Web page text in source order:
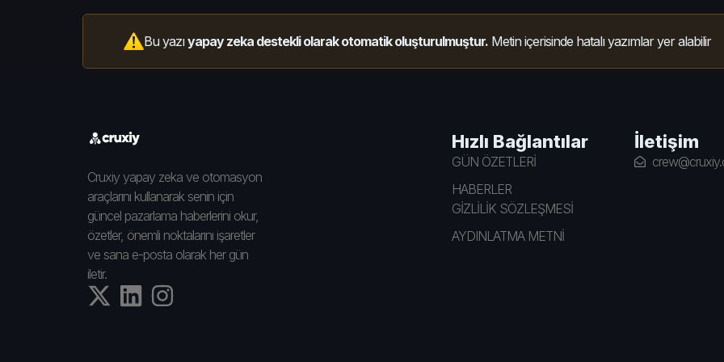
Bu yazıyapay zeka destekli olarak otomatik oluşturulmuştur. Metin içerisinde hatalı yazımlar yer alabilir
Cruxiy yapay zeka ve otomasyon
araçlarını kullanarak senin için
güncel pazarlama haberlerini okur,
özetler, önemli noktalarını işaretler
ve sana e-posta olarak her gün
iletir.
Hızlı Bağlantılar
GÜN ÖZETLERİ
HABERLER
GİZLİLİK SÖZLEŞMESİ
AYDINLATMA METNİ
İletişim